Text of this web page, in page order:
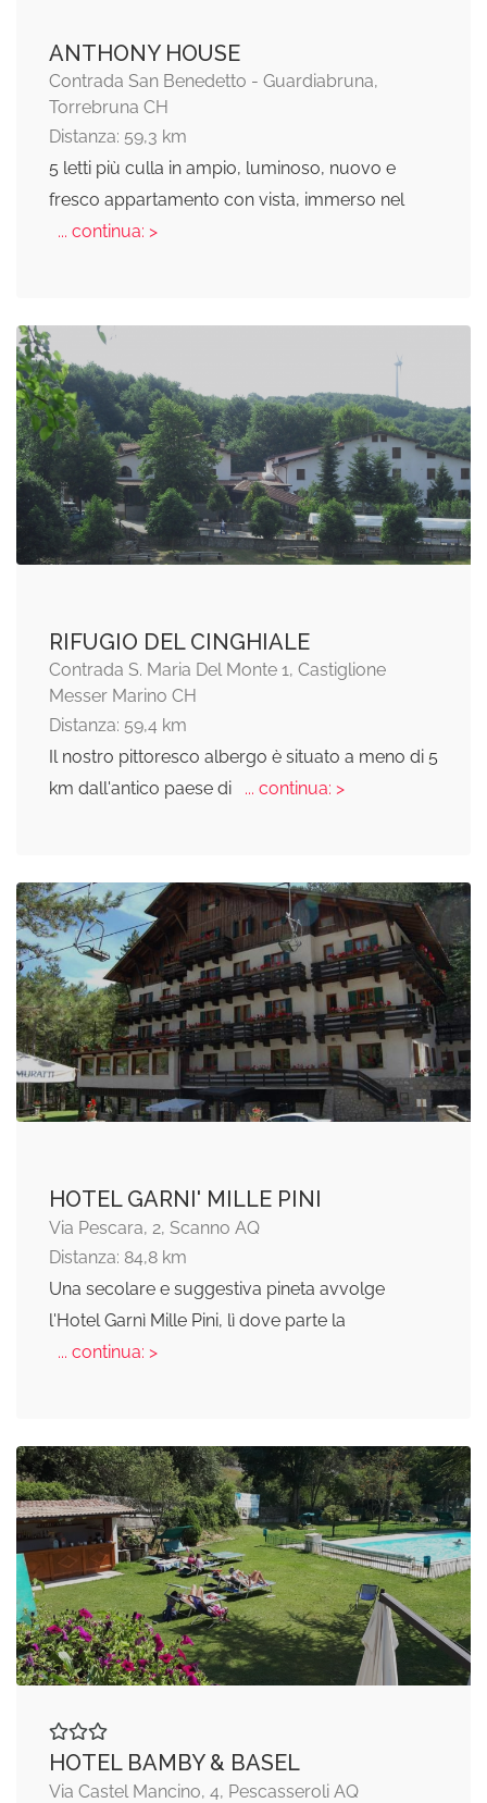
ANTHONY HOUSE
Contrada San Benedetto - Guardiabruna,
Torrebruna CH
Distanza: 59,3 km
5 letti più culla in ampio, luminoso, nuovo e
fresco appartamento con vista, immerso nel
... continua: >
RIFUGIO DEL CINGHIALE
Contrada S. Maria Del Monte 1, Castiglione
Messer Marino CH
Distanza: 59,4 km
Il nostro pittoresco albergo è situato a meno di 5
km dall'antico paese di
... continua: >
HOTEL GARNI' MILLE PINI
Via Pescara, 2, Scanno AQ
Distanza: 84,8 km
Una secolare e suggestiva pineta avvolge
l'Hotel Garnì Mille Pini, lì dove parte la
... continua: >
HOTEL BAMBY & BASEL
Via Castel Mancino, 4, Pescasseroli AQ